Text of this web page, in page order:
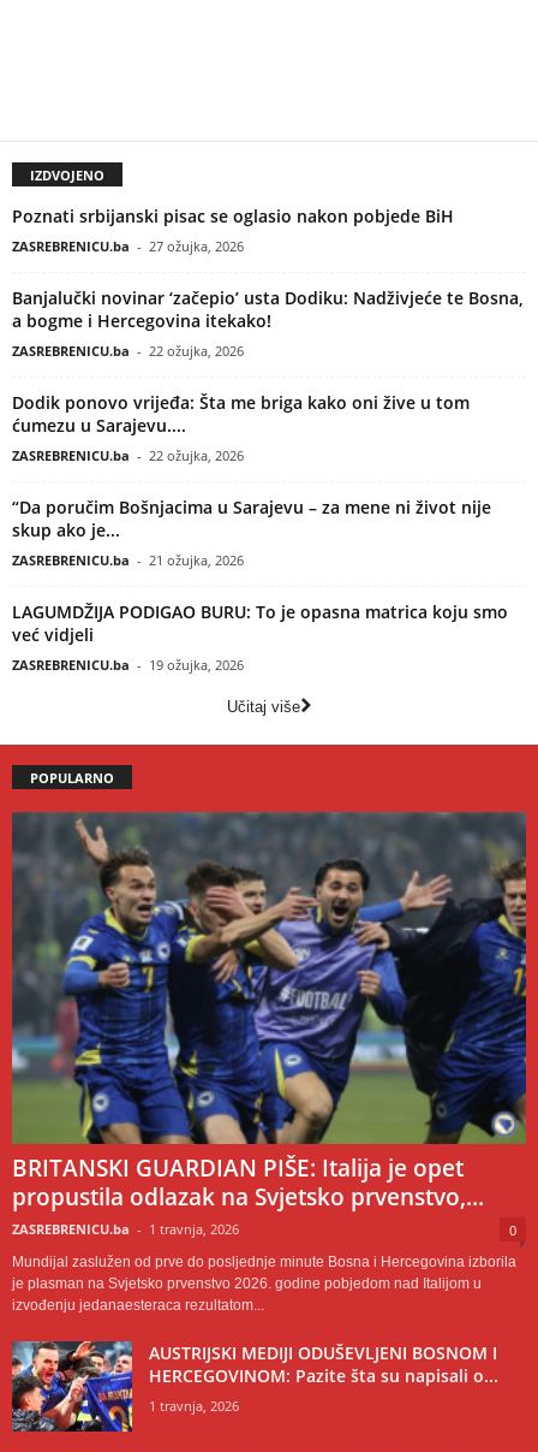
IZDVOJENO
Poznati srbijanski pisac se oglasio nakon pobjede BiH
ZASREBRENICU.ba - 27 ožujka, 2026
Banjalučki novinar ‘začepio’ usta Dodiku: Nadživjeće te Bosna,
a bogme i Hercegovina itekako!
ZASREBRENICU.ba - 22 ožujka, 2026
Dodik ponovo vrijeđa: Šta me briga kako oni žive u tom
ćumezu u Sarajevu....
ZASREBRENICU.ba - 22 ožujka, 2026
“Da poručim Bošnjacima u Sarajevu – za mene ni život nije
skup ako je...
ZASREBRENICU.ba - 21 ožujka, 2026
LAGUMDŽIJA PODIGAO BURU: To je opasna matrica koju smo
već vidjeli
ZASREBRENICU.ba - 19 ožujka, 2026
Učitaj više
POPULARNO
BRITANSKI GUARDIAN PIŠE: Italija je opet
propustila odlazak na Svjetsko prvenstvo,...
ZASREBRENICU.ba - 1 travnja, 2026 0
Mundijal zaslužen od prve do posljednje minute Bosna i Hercegovina izborila
je plasman na Svjetsko prvenstvo 2026. godine pobjedom nad Italijom u
izvođenju jedanaesteraca rezultatom...
AUSTRIJSKI MEDIJI ODUŠEVLJENI BOSNOM I
HERCEGOVINOM: Pazite šta su napisali o...
1 travnja, 2026